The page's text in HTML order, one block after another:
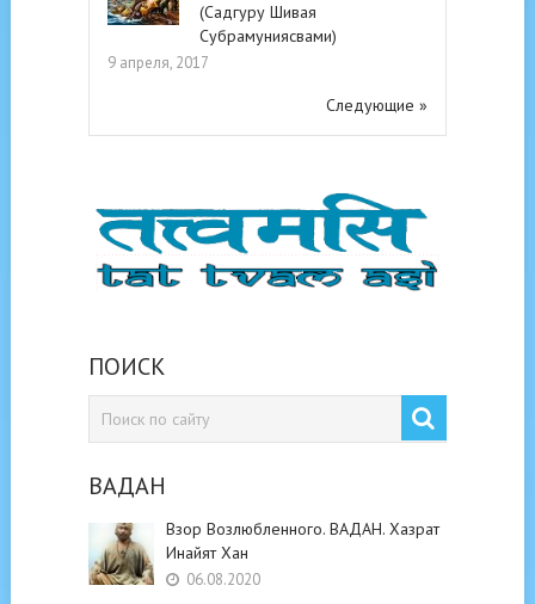
(Садгуру Шивая
Субрамуниясвами)
9 апреля, 2017
Следующие »
ПОИСК
ВАДАН
Взор Возлюбленного. ВАДАН. Хазрат
Инайят Хан
06.08.2020